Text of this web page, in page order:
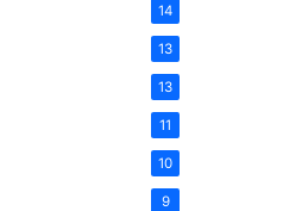
14
13
13
11
10
9